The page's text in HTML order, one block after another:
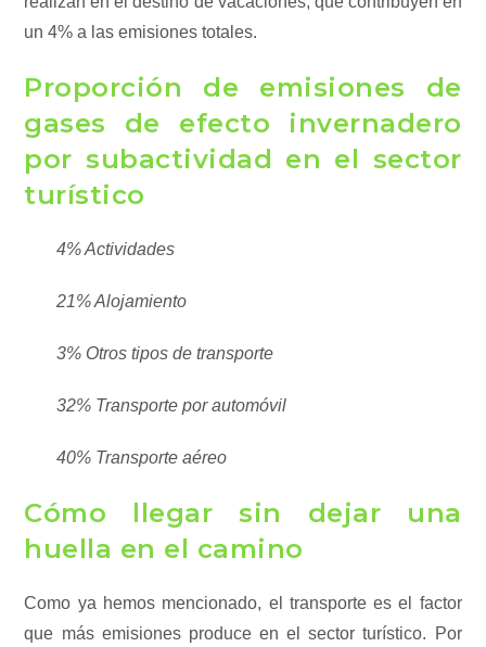
un 4% a las emisiones totales.
Proporción de emisiones de
gases de efecto invernadero
por subactividad en el sector
turístico
4% Actividades
21% Alojamiento
3% Otros tipos de transporte
32% Transporte por automóvil
40% Transporte aéreo
Cómo llegar sin dejar una
huella en el camino
Como ya hemos mencionado, el transporte es el factor
que más emisiones produce en el sector turístico. Por